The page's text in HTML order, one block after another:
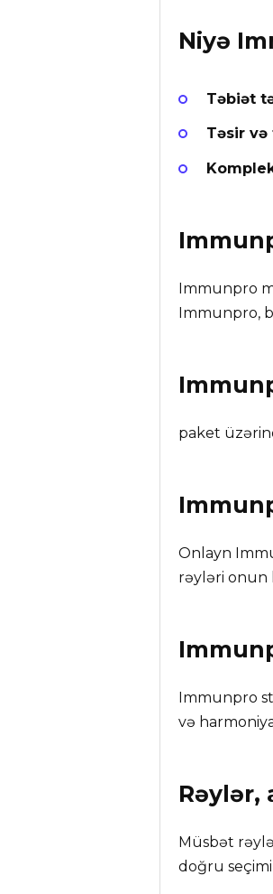
Niyə
Təbiət
Təsir
Immunpro
Immunpro,
paket
Onlayn
rəyləri onun
Immunpro
və
Rəylər,
Müsbət
doğru